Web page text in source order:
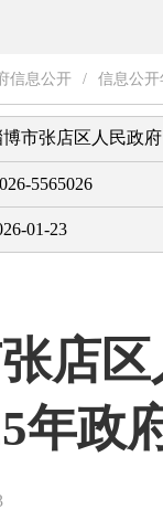
信息公开 / 信息公
博市张店区人民政
5565026
01-23
店
年政